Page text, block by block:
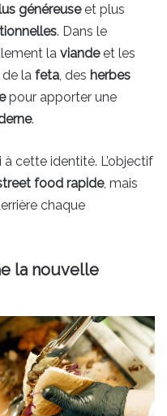
généreuseet plus
. Dans le
la viandeet les
de la feta, des herbes
pour apporter une
.
cette identité. L’objectif
food rapide, mais
chaque
la nouvelle